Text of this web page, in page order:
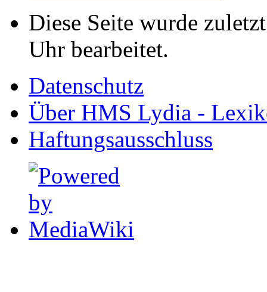
Diese Seite wurde
Uhr bearbeitet.
Datenschutz
Über HMS Lydia -
Haftungsausschluss